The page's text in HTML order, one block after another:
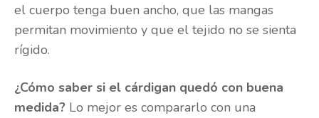
el cuerpo tenga buen ancho, que las mangas
permitan movimiento y que el tejido no se sienta
rígido.
¿Cómo saber si el cárdigan quedó con buena
medida? Lo mejor es compararlo con una